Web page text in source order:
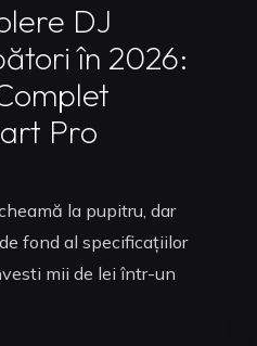
DJ
în 2026:
Pro
la pupitru, dar
fond al specificațiilor
mii de lei într-un